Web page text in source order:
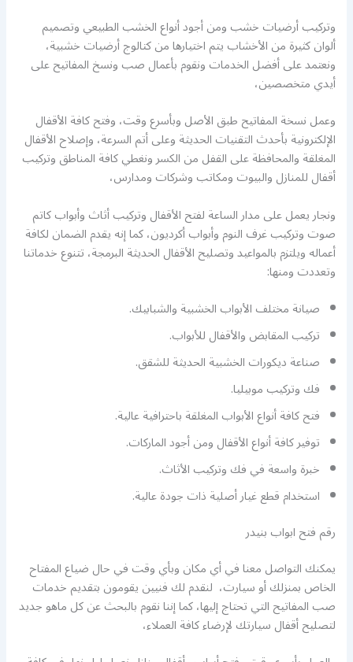
وتركيب أرضيات خشب ومن أجود أنواع الخشب الطبيعي وتصميم
ألوان كثيرة من الأخشاب يتم اختيارها من كتالوج أرضيات خشبية،
ونعتمد على أفضل الخدمات ونقوم بأعمال صب ونسخ المفاتيح على
أيدي متخصصين،
وعمل نسخة المفاتيح طبق الأصل وبأسرع وقت، وفتح كافة الأقفال
الإلكترونية بأحدث التقنيات الحديثة وعلى أتم السرعة، وإصلاح الأقفال
المغلقة والمحافظة على القفل من الكسر ونغطي كافة المناطق وتركيب
أقفال للمنازل والبيوت ومكاتب وشركات ومدارس،
ونجار يعمل على مدار الساعة لفتح الأقفال وتركيب أثاث وأبواب كاتم
صوت وتركيب غرف النوم وأبواب أكرديون، كما إنه يقدم الضمان لكافة
أعماله ويلتزم بالمواعيد وتصليح الأقفال الحديثة البرمجة، تتنوع خدماتنا
وتعددت ومنها:
صيانة مختلف الأبواب الخشبية والشبابيك.
تركيب المقابض والأقفال للأبواب.
صناعة ديكورات الخشبية الحديثة للشقق.
فك وتركيب موبيليا.
فتح كافة أنواع الأبواب المغلقة باحترافية عالية.
توفير كافة أنواع الأقفال ومن أجود الماركات.
خبرة واسعة في فك وتركيب الأثاث.
استخدام قطع غيار أصلية ذات جودة عالية.
رقم فتح ابواب بنيدر
يمكنك التواصل معنا في أي مكان وبأي وقت في حال ضياع المفتاح
الخاص بمنزلك أو سيارت، لنقدم لك فنيين يقومون بتقديم خدمات
صب المفاتيح التي تحتاج إليها، كما إننا نقوم بالبحث عن كل ماهو جديد
لتصليح أقفال سيارتك لإرضاء كافة العملاء،